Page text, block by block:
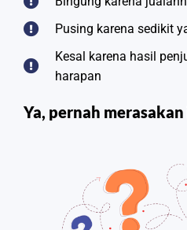
Pusing karena sedikit
Kesal karena hasil
harapan
Ya, pernah